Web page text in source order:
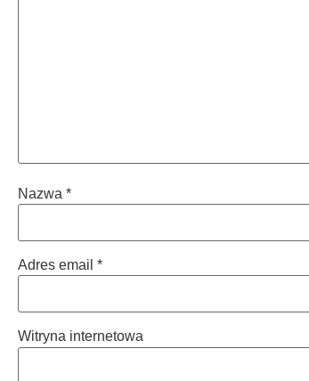
Nazwa *
Adres email *
Witryna internetowa